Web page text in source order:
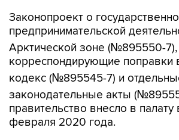
Законопроект о
предпринимательской
Арктической зоне (№895550-7),
корреспондирующие поправки
кодекс (№895545-7) и
законодательные акты
правительство внесло в палату
февраля 2020 года.